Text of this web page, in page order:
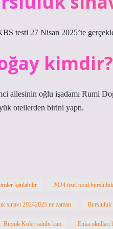
testi 27 Nisan 2025’te
kimdir?
ailesinin oğlu işadamı Rumi
otellerden birini yaptı.
katılabilir 2024 özel okul bursluluk
sınavı 20242025 ne zaman Bursluluk
Büyük Kolej sahibi kim Enka okulları